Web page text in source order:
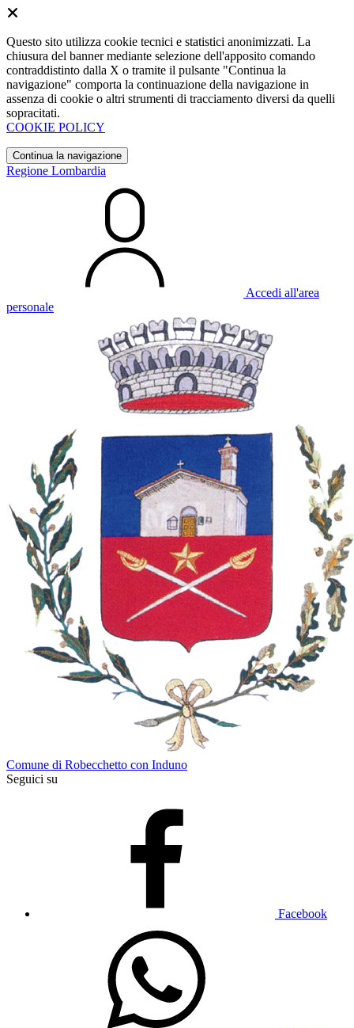
Questo sito utilizza cookie tecnici e statistici anonimizzati. La
chiusura del banner mediante selezione dell'apposito comando
contraddistinto dalla X o tramite il pulsante "Continua la
navigazione" comporta la continuazione della navigazione in
assenza di cookie o altri strumenti di tracciamento diversi da quelli
sopracitati.
COOKIE POLICY
Continua la navigazione
Regione Lombardia
Accedi all'area
personale
Comune di Robecchetto con Induno
Seguici su
Facebook